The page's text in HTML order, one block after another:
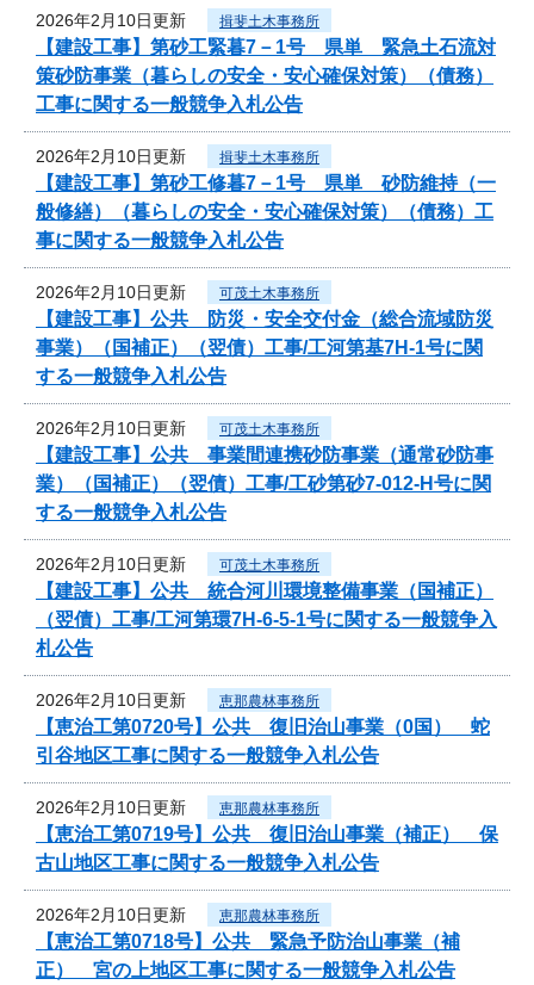
2026年2月10日更新 揖斐土木事務所
【建設工事】第砂工緊暮7－1号 県単 緊急土石流対
策砂防事業（暮らしの安全・安心確保対策）（債務）
工事に関する一般競争入札公告
2026年2月10日更新 揖斐土木事務所
【建設工事】第砂工修暮7－1号 県単 砂防維持（一
般修繕）（暮らしの安全・安心確保対策）（債務）工
事に関する一般競争入札公告
2026年2月10日更新 可茂土木事務所
【建設工事】公共 防災・安全交付金（総合流域防災
事業）（国補正）（翌債）工事/工河第基7H-1号に関
する一般競争入札公告
2026年2月10日更新 可茂土木事務所
【建設工事】公共 事業間連携砂防事業（通常砂防事
業）（国補正）（翌債）工事/工砂第砂7-012‐H号に関
する一般競争入札公告
2026年2月10日更新 可茂土木事務所
【建設工事】公共 統合河川環境整備事業（国補正）
（翌債）工事/工河第環7H-6-5-1号に関する一般競争入
札公告
2026年2月10日更新 恵那農林事務所
【恵治工第0720号】公共 復旧治山事業（0国） 蛇
引谷地区工事に関する一般競争入札公告
2026年2月10日更新 恵那農林事務所
【恵治工第0719号】公共 復旧治山事業（補正） 保
古山地区工事に関する一般競争入札公告
2026年2月10日更新 恵那農林事務所
【恵治工第0718号】公共 緊急予防治山事業（補
正） 宮の上地区工事に関する一般競争入札公告